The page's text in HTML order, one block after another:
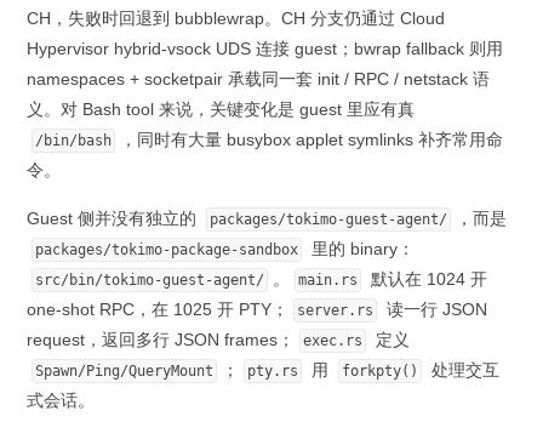
CH，失败时回退到 bubblewrap。CH 分支仍通过 Cloud
Hypervisor hybrid-vsock UDS 连接 guest；bwrap fallback 则用
namespaces + socketpair 承载同一套 init / RPC / netstack 语
义。对 Bash tool 来说，关键变化是 guest 里应有真
/bin/bash
，同时有大量 busybox applet symlinks 补齐常用命
令。
Guest 侧并没有独立的 packages/tokimo-guest-agent/ ，而是
packages/tokimo-package-sandbox 里的 binary：
src/bin/tokimo-guest-agent/ 。 main.rs
默认在 1024 开
one-shot RPC，在 1025 开 PTY；
server.rs
读一行 JSON
request，返回多行 JSON frames；
exec.rs 定义
Spawn/Ping/QueryMount ； pty.rs 用 forkpty()
处理交互
式会话。